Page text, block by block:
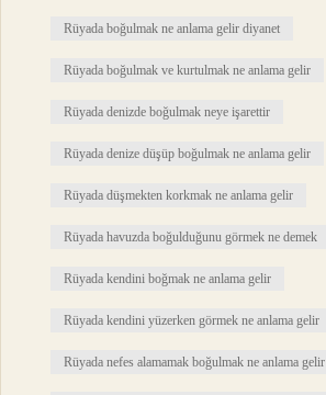
Rüyada boğulmak ne anlama gelir diyanet
Rüyada boğulmak ve kurtulmak ne anlama gelir
Rüyada denizde boğulmak neye işarettir
Rüyada denize düşüp boğulmak ne anlama gelir
Rüyada düşmekten korkmak ne anlama gelir
Rüyada havuzda boğulduğunu görmek ne demek
Rüyada kendini boğmak ne anlama gelir
Rüyada kendini yüzerken görmek ne anlama gelir
Rüyada nefes alamamak boğulmak ne anlama gelir